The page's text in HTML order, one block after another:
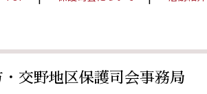
・交野地区保護司会事務局